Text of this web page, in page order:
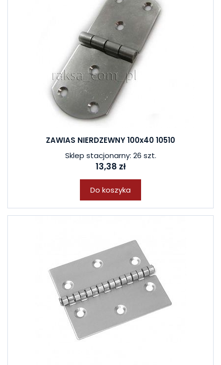
ZAWIAS NIERDZEWNY 100x40 10510
Sklep stacjonarny: 26 szt.
13,38 zł
Do koszyka